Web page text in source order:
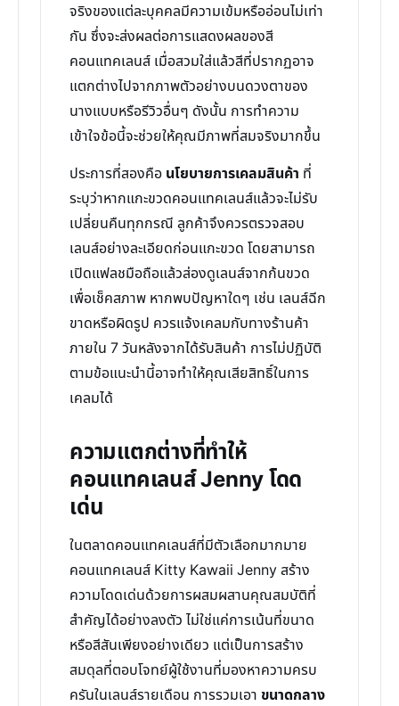
จริงของแต่ละบุคคลมีความเข้มหรืออ่อนไม่เท่า
กัน ซึ่งจะส่งผลต่อการแสดงผลของสี
คอนแทคเลนส์ เมื่อสวมใส่แล้วสีที่ปรากฏอาจ
แตกต่างไปจากภาพตัวอย่างบนดวงตาของ
นางแบบหรือรีวิวอื่นๆ ดังนั้น การทำความ
เข้าใจข้อนี้จะช่วยให้คุณมีภาพที่สมจริงมากขึ้น
ประการที่สองคือ นโยบายการเคลมสินค้า ที่
ระบุว่าหากแกะขวดคอนแทคเลนส์แล้วจะไม่รับ
เปลี่ยนคืนทุกกรณี ลูกค้าจึงควรตรวจสอบ
เลนส์อย่างละเอียดก่อนแกะขวด โดยสามารถ
เปิดแฟลชมือถือแล้วส่องดูเลนส์จากก้นขวด
เพื่อเช็คสภาพ หากพบปัญหาใดๆ เช่น เลนส์ฉีก
ขาดหรือผิดรูป ควรแจ้งเคลมกับทางร้านค้า
ภายใน 7 วันหลังจากได้รับสินค้า การไม่ปฏิบัติ
ตามข้อแนะนำนี้อาจทำให้คุณเสียสิทธิ์ในการ
เคลมได้
ความแตกต่างที่ทำให้
คอนแทคเลนส์ Jenny โดด
เด่น
ในตลาดคอนแทคเลนส์ที่มีตัวเลือกมากมาย
คอนแทคเลนส์ Kitty Kawaii Jenny สร้าง
ความโดดเด่นด้วยการผสมผสานคุณสมบัติที่
สำคัญได้อย่างลงตัว ไม่ใช่แค่การเน้นที่ขนาด
หรือสีสันเพียงอย่างเดียว แต่เป็นการสร้าง
สมดุลที่ตอบโจทย์ผู้ใช้งานที่มองหาความครบ
ครันในเลนส์รายเดือน การรวมเอา ขนาดกลาง